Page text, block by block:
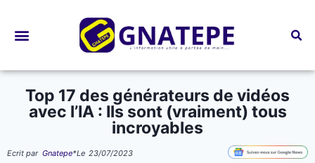
Top 17 des générateurs de vidéos
avec l’IA : Ils sont (vraiment) tous
incroyables
Ecrit par Gnatepe*Le 23/07/2023